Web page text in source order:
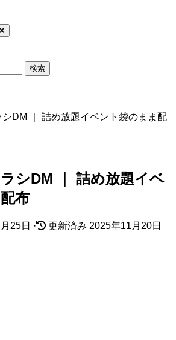
検索
シDM ｜ 詰め放題イベント袋のまま配
シDM ｜ 詰め放題イベ
布
25日 · 更新済み 2025年11月20日